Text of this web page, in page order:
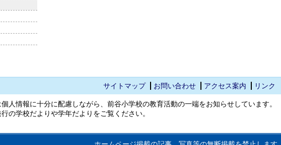
サイトマップ お問い合わせ アクセス案内 リンク
人情報に十分に配慮しながら、前谷小学校の教育活動の一端をお知らせしています。
の学校だよりや学年だよりをご覧ください。